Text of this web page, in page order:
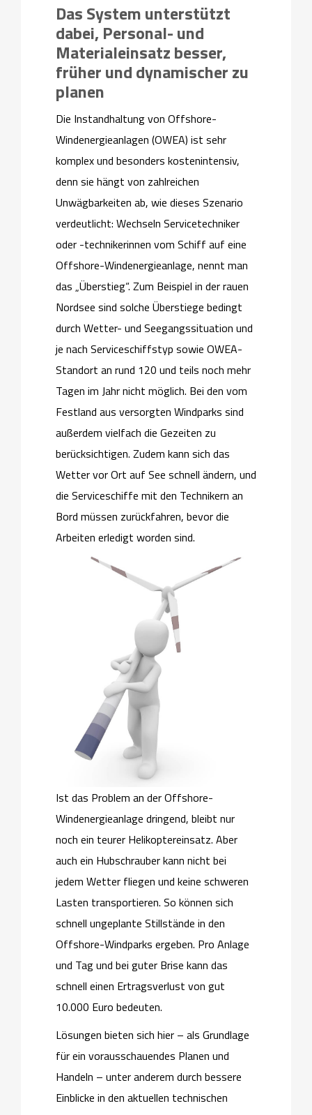
Das System unterstützt
dabei, Personal- und
Materialeinsatz besser,
früher und dynamischer zu
planen
Die Instandhaltung von Offshore-
Windenergieanlagen (OWEA) ist sehr
komplex und besonders kostenintensiv,
denn sie hängt von zahlreichen
Unwägbarkeiten ab, wie dieses Szenario
verdeutlicht: Wechseln Servicetechniker
oder -technikerinnen vom Schiff auf eine
Offshore-Windenergieanlage, nennt man
das „Überstieg“. Zum Beispiel in der rauen
Nordsee sind solche Überstiege bedingt
durch Wetter- und Seegangssituation und
je nach Serviceschiffstyp sowie OWEA-
Standort an rund 120 und teils noch mehr
Tagen im Jahr nicht möglich. Bei den vom
Festland aus versorgten Windparks sind
außerdem vielfach die Gezeiten zu
berücksichtigen. Zudem kann sich das
Wetter vor Ort auf See schnell ändern, und
die Serviceschiffe mit den Technikern an
Bord müssen zurückfahren, bevor die
Arbeiten erledigt worden sind.
Ist das Problem an der Offshore-
Windenergieanlage dringend, bleibt nur
noch ein teurer Helikoptereinsatz. Aber
auch ein Hubschrauber kann nicht bei
jedem Wetter fliegen und keine schweren
Lasten transportieren. So können sich
schnell ungeplante Stillstände in den
Offshore-Windparks ergeben. Pro Anlage
und Tag und bei guter Brise kann das
schnell einen Ertragsverlust von gut
10.000 Euro bedeuten.
Lösungen bieten sich hier – als Grundlage
für ein vorausschauendes Planen und
Handeln – unter anderem durch bessere
Einblicke in den aktuellen technischen